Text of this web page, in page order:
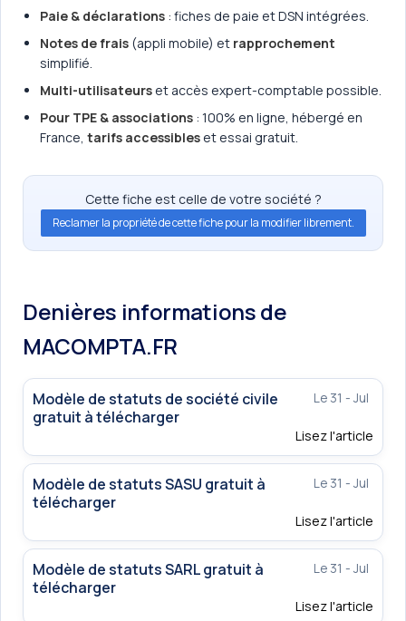
Paie & déclarations : fiches de paie et DSN intégrées.
Notes de frais (appli mobile) et rapprochement
simplifié.
Multi-utilisateurs et accès expert-comptable possible.
Pour TPE & associations : 100% en ligne, hébergé en
France,tarifs accessibles et essai gratuit.
Cette fiche est celle de votre société ?
Reclamer la propriété de cette fiche pour la modifier librement.
Denières informations de
MACOMPTA.FR
Le 31 - Jul
Modèle de statuts de société civile
gratuit à télécharger
Lisez l'article
Le 31 - Jul
Modèle de statuts SASU gratuit à
télécharger
Lisez l'article
Le 31 - Jul
Modèle de statuts SARL gratuit à
télécharger
Lisez l'article